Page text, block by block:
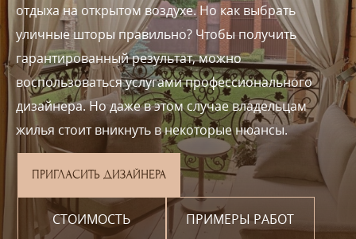
отдыха на открытом воздухе. Но как выбрать
уличные шторы правильно? Чтобы получить
гарантированный результат, можно
воспользоваться услугами профессионального
дизайнера. Но даже в этом случае владельцам
жилья стоит вникнуть в некоторые нюансы.
ПРИГЛАСИТЬ ДИЗАЙНЕРА
СТОИМОСТЬ ПРИМЕРЫ РАБОТ